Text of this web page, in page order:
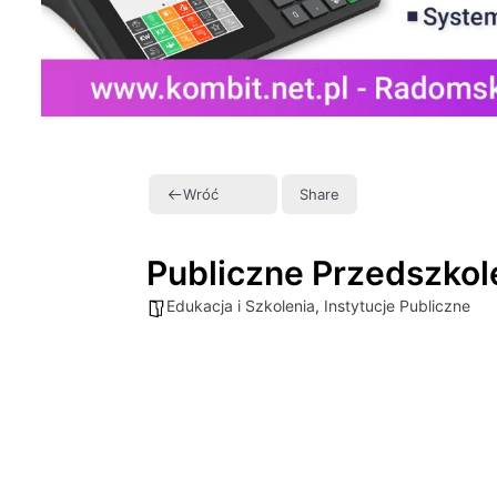
Wróć Share
Publiczne
Edukacja i Szkolenia, Instytucje Publiczne